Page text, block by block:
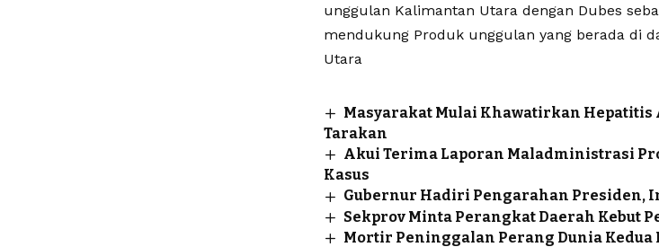
unggulan Kalimantan Utara dengan Dubes
mendukung Produk unggulan yang berada di
Utara
Masyarakat Mulai Khawatirkan Hepatitis
Tarakan
Akui Terima Laporan Maladministrasi
Kasus
Gubernur Hadiri Pengarahan Presiden,
Sekprov Minta Perangkat Daerah Kebut
Mortir Peninggalan Perang Dunia Kedua